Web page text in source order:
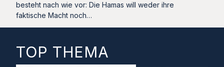
besteht nach wie vor: Die Hamas will weder ihre
faktische Macht noch…
TOP THEMA